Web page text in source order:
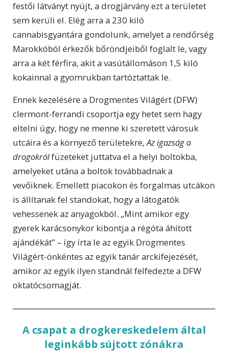
festői látványt nyújt, a drogjárvány ezt a területet
sem kerüli el. Elég arra a 230 kiló
cannabisgyantára gondolunk, amelyet a rendőrség
Marokkóból érkezők bőröndjeiből foglalt le, vagy
arra a két férfira, akit a vasútállomáson 1,5 kiló
kokainnal a gyomrukban tartóztattak le.
Ennek kezelésére a Drogmentes Világért (DFW)
clermont-ferrandi csoportja egy hetet sem hagy
eltelni úgy, hogy ne menne ki szeretett városuk
utcáira és a környező területekre,Az igazság a
drogokrólfüzeteket juttatva el a helyi boltokba,
amelyeket utána a boltok továbbadnak a
vevőiknek. Emellett piacokon és forgalmas utcákon
is állítanak fel standokat, hogy a látogatók
vehessenek az anyagokból. „Mint amikor egy
gyerek karácsonykor kibontja a régóta áhított
ajándékát” – így írta le az egyik Drogmentes
Világért-önkéntes az egyik tanár arckifejezését,
amikor az egyik ilyen standnál felfedezte a DFW
oktatócsomagját.
A csapat a drogkereskedelem által
leginkább sújtott zónákra